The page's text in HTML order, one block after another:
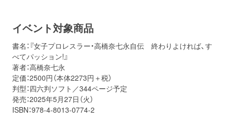
イベント対象商品
書名：『女子プロレスラー・高橋奈七永自伝 終わりよければ、す
べてパッション!』
著者：高橋奈七永
定価：2500円（本体2273円＋税）
判型：四六判ソフト／344ページ予定
発売：2025年5月27日（火）
ISBN：978-4-8013-0774-2